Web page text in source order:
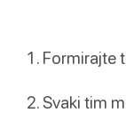
Formirajte
Svaki tim